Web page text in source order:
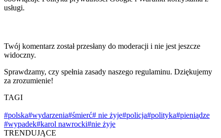
usługi.
Twój komentarz został przesłany do moderacji i nie jest jeszcze
widoczny.
Sprawdzamy, czy spełnia zasady naszego regulaminu. Dziękujemy
za zrozumienie!
TAGI
#polska#wydarzenia#śmierć# nie żyje#policja#polityka#pieniądze
#wypadek#karol nawrocki#nie żyje
TRENDUJĄCE